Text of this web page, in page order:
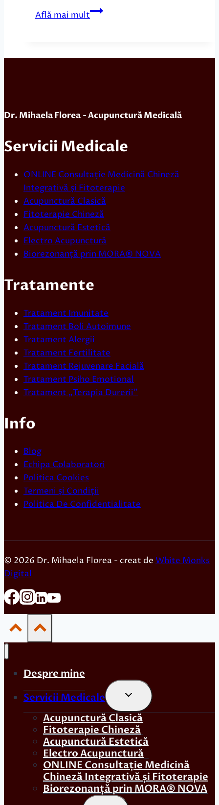
Află mai multMedicina
Dr. Mihaela Florea - Acupunctură Medicală
Servicii Medicale
ONLINE Consultație Medicină Chineză
Integrativă și Fitoterapie
Acupunctură Clasică
Fitoterapie Chineză
Acupunctură Estetică
Electro Acupunctură
Biorezonanță prin MORA® NOVA
Tratamente
Tratament Imunitate
Tratament Boli Autoimune
Tratament Alergii
Tratament Fertilitate
Tratament Rejuvenare Facială
Tratament Psiho Emotional
Tratament „Terapia Durerii”
Info
Blog
Echipa Colaboratori
Politica Cookies
Termeni și Condiții
Politica De Confidentialitate
© 2026 Dr. Mihaela Florea - creat de White Monks
Digital
Despre mine
Servicii Medicale
Toggle
Menu
Acupunctură Clasică
Fitoterapie Chineză
Acupunctură Estetică
Electro Acupunctură
ONLINE Consultație Medicină
Chineză Integrativă și Fitoterapie
Biorezonanță prin MORA® NOVA